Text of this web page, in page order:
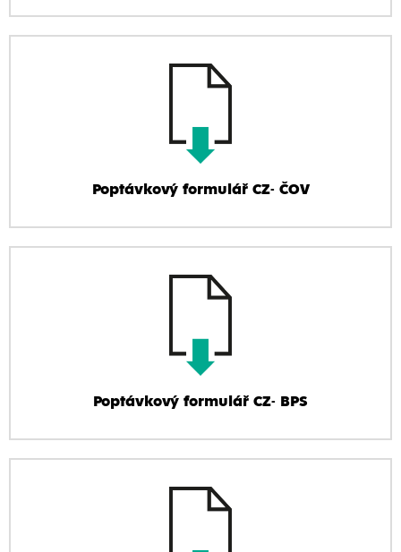
Poptávkový formulář CZ- ČOV
Poptávkový formulář CZ- BPS